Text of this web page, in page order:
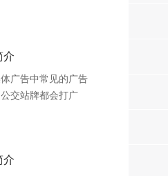
介
广告中常见的广告
交站牌都会打广
介